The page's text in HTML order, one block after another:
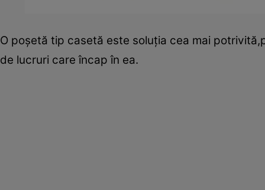
O poşetă tip casetă este soluţia cea mai
de lucruri care încap în ea.